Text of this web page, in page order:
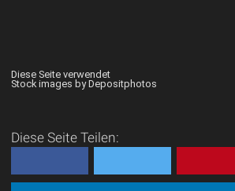
Diese Seite verwendet
Stock images by Depositphotos
Diese Seite Teilen: